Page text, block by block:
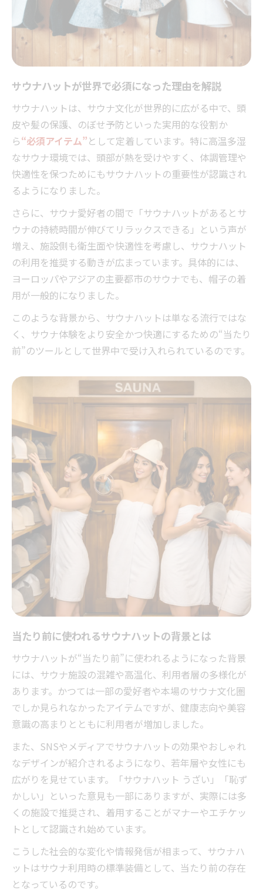
必須アイテムとなったサウナハットを使う理由
サウナハットが必須アイテムと呼ばれる理
美容と健康で選ばれるサウナハットの強み
サウナハットを使うことで得られる安心感
健康志向に欠かせないサウナハットの存在
サウナハットの効果を求めるなら正しい素材選
びを
サウナハットの素材別メリットと注意点
美容効果を高めるサウナハットの素材選び
健康目的で選ぶサウナハットの最適素材
サウナハットの素材が与える使用感の違い
サウナハットで失敗しない素材選びのポイ
ント
美容習慣に取り入れるサウナハットの活用術
毎日の美容習慣にサウナハットを活かす方
法
サウナハットで美肌づくりを叶えるコツ
健康と美容を両立するサウナハット活用術
サウナハットの使い方で差がつく美容効果
サウナハットを活かす美容ルーチンの作り
サウナハットの使い方に迷う方への実践アドバ
イス
サウナハット初心者でも安心の使い方ガイ
正しいサウナハットの使い方と注意点
サウナハットの効果を最大化する着用方法
サウナハットを使いこなす実践的なポイン
美容と健康で活きるサウナハットの使い方
サウナハットが世界で必須になった理由を解説
サウナハットは、サウナ文化が世界的に広がる中で、頭
皮や髪の保護、のぼせ予防といった実用的な役割か
ら“必須アイテム”として定着しています。特に高温多湿
なサウナ環境では、頭部が熱を受けやすく、体調管理や
快適性を保つためにもサウナハットの重要性が認識され
るようになりました。
さらに、サウナ愛好者の間で「サウナハットがあるとサ
ウナの持続時間が伸びてリラックスできる」という声が
増え、施設側も衛生面や快適性を考慮し、サウナハット
の利用を推奨する動きが広まっています。具体的には、
ヨーロッパやアジアの主要都市のサウナでも、帽子の着
用が一般的になりました。
このような背景から、サウナハットは単なる流行ではな
く、サウナ体験をより安全かつ快適にするための“当たり
前”のツールとして世界中で受け入れられているのです。
当たり前に使われるサウナハットの背景とは
サウナハットが“当たり前”に使われるようになった背景
には、サウナ施設の混雑や高温化、利用者層の多様化が
あります。かつては一部の愛好者や本場のサウナ文化圏
でしか見られなかったアイテムですが、健康志向や美容
意識の高まりとともに利用者が増加しました。
また、SNSやメディアでサウナハットの効果やおしゃれ
なデザインが紹介されるようになり、若年層や女性にも
広がりを見せています。「サウナハット うざい」「恥ず
かしい」といった意見も一部にありますが、実際には多
くの施設で推奨され、着用することがマナーやエチケッ
トとして認識され始めています。
こうした社会的な変化や情報発信が相まって、サウナハ
ットはサウナ利用時の標準装備として、当たり前の存在
となっているのです。